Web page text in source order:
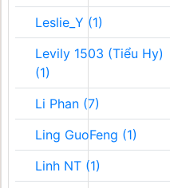
Leslie_Y (1)
Levily 1503 (Tiểu Hy)
(1)
Li Phan (7)
Ling GuoFeng (1)
Linh NT (1)